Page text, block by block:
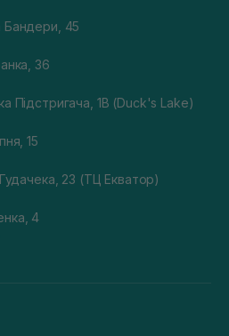
Бандери, 45
36
Підстригача, 1В (Duck's Lake)
15
Гудачека, 23 (ТЦ Екватор)
4